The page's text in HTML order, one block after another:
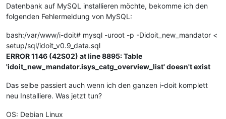
Datenbank auf MySQL installieren möchte, bekomme ich den
folgenden Fehlermeldung von MySQL:
bash:/var/www/i-doit# mysql -uroot -p -Didoit_new_mandator <
setup/sql/idoit_v0.9_data.sql
ERROR 1146 (42S02) at line 8895: Table
'idoit_new_mandator.isys_catg_overview_list' doesn't exist
Das selbe passiert auch wenn ich den ganzen i-doit komplett
neu Installiere. Was jetzt tun?
OS: Debian Linux